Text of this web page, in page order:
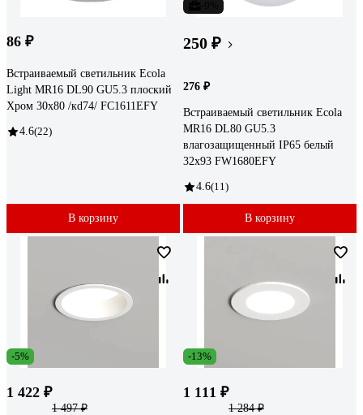
86 ₽
Встраиваемый светильник Ecola
Light MR16 DL90 GU5.3 плоский
Хром 30x80 /кd74/ FC1611EFY
4.6(22)
В корзину
250 ₽
276 ₽
Встраиваемый светильник Ecola
MR16 DL80 GU5.3
влагозащищенный IP65 белый
32x93 FW1680EFY
4.6(11)
В корзину
-5%
1 422 ₽
1 497 ₽
-13%
1 111 ₽
1 284 ₽